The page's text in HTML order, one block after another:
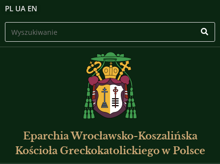
PL UA EN
Eparchia Wrocławsko-Koszalińska
Kościoła Greckokatolickiego w Polsce